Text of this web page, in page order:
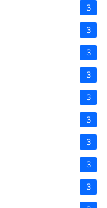
3
3
3
3
3
3
3
3
3